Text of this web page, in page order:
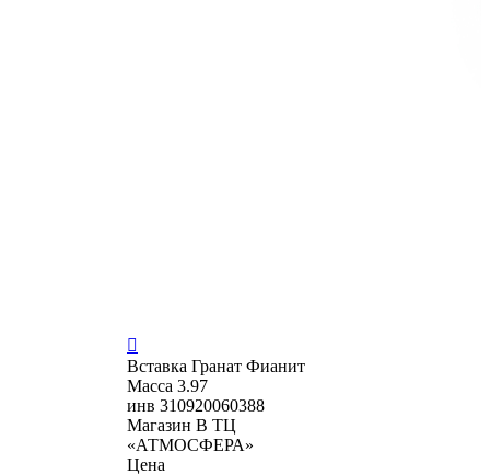

Вставка Гранат Фианит
Масса 3.97
инв 310920060388
Магазин В ТЦ
«АТМОСФЕРА»
Цена